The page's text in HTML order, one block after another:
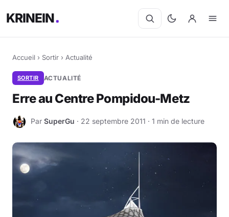
KRINEIN
Accueil › Sortir › Actualité
SORTIR ACTUALITÉ
Erre au Centre Pompidou-Metz
S Par SuperGu · 22 septembre 2011 · 1 min de lecture